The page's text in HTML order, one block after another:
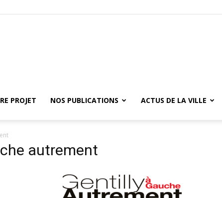
PROJET NOS PUBLICATIONS ACTUS DE LA VILLE
autrement